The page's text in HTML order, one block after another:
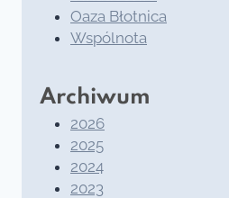
Oaza Błotnica
Wspólnota
Archiwum
2026
2025
2024
2023